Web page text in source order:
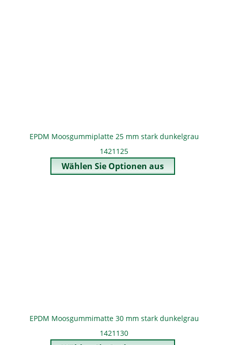
EPDM Moosgummiplatte 25 mm stark dunkelgrau
1421125
EPDM Moosgummimatte 30 mm stark dunkelgrau
1421130